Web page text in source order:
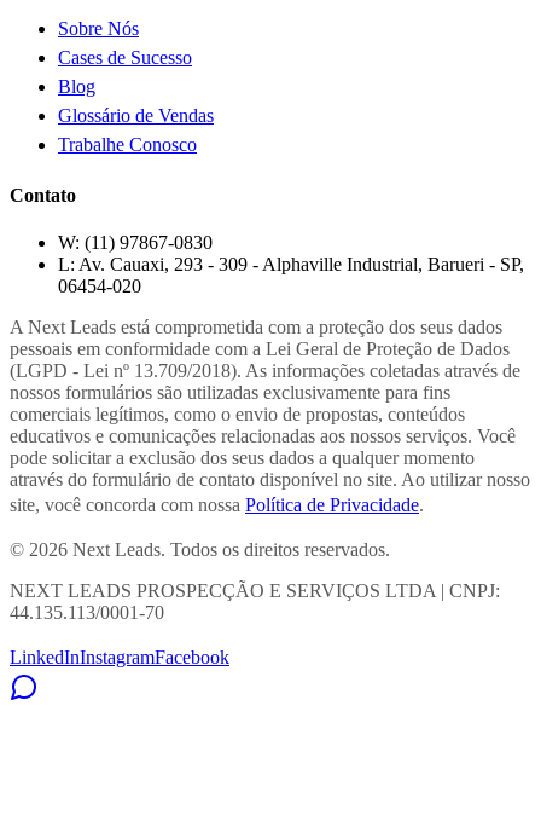
Sobre Nós
Cases de Sucesso
Blog
Glossário de Vendas
Trabalhe Conosco
Contato
W: (11) 97867-0830
L: Av. Cauaxi, 293 - 309 - Alphaville Industrial, Barueri - SP,
06454-020
A Next Leads está comprometida com a proteção dos seus dados
pessoais em conformidade com a Lei Geral de Proteção de Dados
(LGPD - Lei nº 13.709/2018). As informações coletadas através de
nossos formulários são utilizadas exclusivamente para fins
comerciais legítimos, como o envio de propostas, conteúdos
educativos e comunicações relacionadas aos nossos serviços. Você
pode solicitar a exclusão dos seus dados a qualquer momento
através do formulário de contato disponível no site. Ao utilizar nosso
site, você concorda com nossa Política de Privacidade.
© 2026 Next Leads. Todos os direitos reservados.
NEXT LEADS PROSPECÇÃO E SERVIÇOS LTDA | CNPJ:
44.135.113/0001-70
LinkedInInstagramFacebook